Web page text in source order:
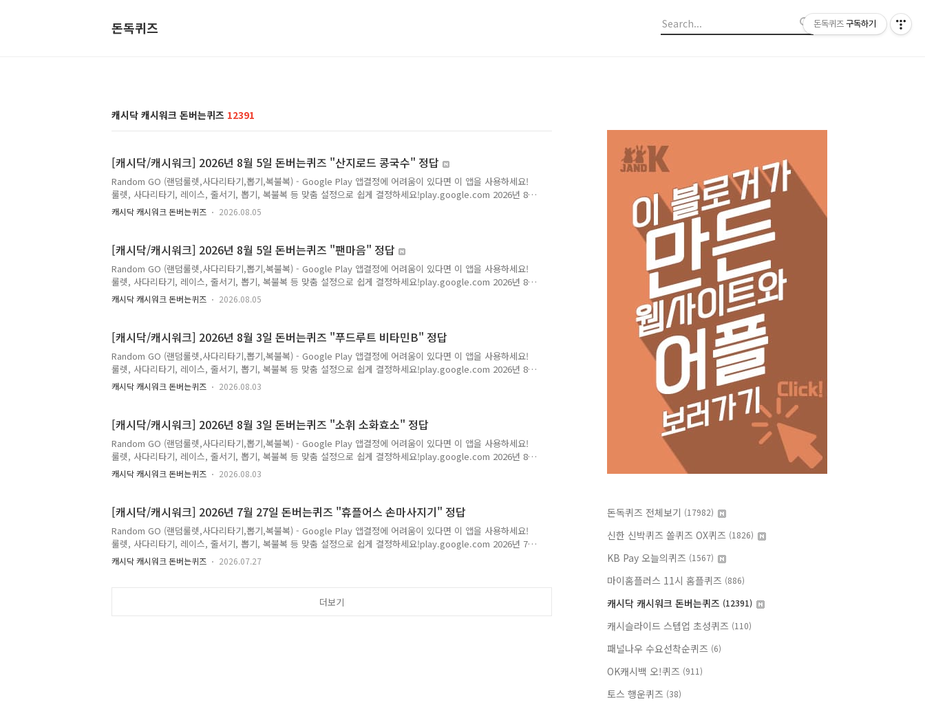
돈독퀴즈
캐시닥 캐시워크 돈버는퀴즈 12391
[캐시닥/캐시워크] 2026년 8월 5일 돈버는퀴즈 "산지로드 콩국수" 정답
Random GO (랜덤룰렛,사다리타기,뽑기,복불복) - Google Play 앱결정에 어려움이 있다면 이 앱을 사용하세요!
룰렛, 사다리타기, 레이스, 줄서기, 뽑기, 복불복 등 맞춤 설정으로 쉽게 결정하세요!play.google.com 2026년 8
월 5일 캐시닥/캐시워크 돈버는 퀴즈 정답(추천인 코드 : KRQJWBV) Q. 부드럽고 고소한 콩국물에 면을 말아 시
원하게 한 그릇🍜 입맛 없는 더운 날에도 든든하게 즐겨보세요! 서티태 콩국수3인분 OOOO원! 1인분에 2,960원
퀴즈의 정답을최대한 빠르고 정확하게 포스팅해볼까 합니다.앞으로 다..
캐시닥 캐시워크 돈버는퀴즈 2026.08.05
[캐시닥/캐시워크] 2026년 8월 5일 돈버는퀴즈 "팬마음" 정답
Random GO (랜덤룰렛,사다리타기,뽑기,복불복) - Google Play 앱결정에 어려움이 있다면 이 앱을 사용하세요!
룰렛, 사다리타기, 레이스, 줄서기, 뽑기, 복불복 등 맞춤 설정으로 쉽게 결정하세요!play.google.com 2026년 8
월 5일 캐시닥/캐시워크 돈버는 퀴즈 정답(추천인 코드 : KRQJWBV) Q. 박서진/박지현/강문경 등이 포함된 팬마
음 트로트 무대 조회수 1위 투표에서는 2위를 달성한 스타에게 2주 동안 서울 지하철역 OOOO 광고를 드려요.
는 캐시닥/캐시위크의 퀴즈의 정답을최대한 빠르고 정확하게 포스팅해볼까 ..
캐시닥 캐시워크 돈버는퀴즈 2026.08.05
[캐시닥/캐시워크] 2026년 8월 3일 돈버는퀴즈 "푸드루트 비타민B" 정답
Random GO (랜덤룰렛,사다리타기,뽑기,복불복) - Google Play 앱결정에 어려움이 있다면 이 앱을 사용하세요!
룰렛, 사다리타기, 레이스, 줄서기, 뽑기, 복불복 등 맞춤 설정으로 쉽게 결정하세요!play.google.com 2026년 8
월 3일 캐시닥/캐시워크 돈버는 퀴즈 정답(추천인 코드 : KRQJWBV) Q. 땀나고 지칠땐 비타민B 1포면 피로 싹-풀
려요! 비타민B 8종 꽉- 담은 푸드루트 비타민B🚨 65%할인 행사🚨 활력비타민B는 활력을 위한 비타민B군 8종을
물없이 언제 어디서나 섭취 가능한 비타민B를 즐겨보세요!여기서 OOO은? (힌트:ㅊㄱㅁ) 정답은 [ 첨가물 ] ..
캐시닥 캐시워크 돈버는퀴즈 2026.08.03
[캐시닥/캐시워크] 2026년 8월 3일 돈버는퀴즈 "소휘 소화효소" 정답
Random GO (랜덤룰렛,사다리타기,뽑기,복불복) - Google Play 앱결정에 어려움이 있다면 이 앱을 사용하세요!
룰렛, 사다리타기, 레이스, 줄서기, 뽑기, 복불복 등 맞춤 설정으로 쉽게 결정하세요!play.google.com 2026년 8
월 3일 캐시닥/캐시워크 돈버는 퀴즈 정답(추천인 코드 : KRQJWBV) Q. 시도때도 없이 더부룩하고 불편한 속, 참
지말고 소휘 소화효소 1포로 싹-내리세요!🔥79시간만 61% 톡딜 단독 특가🔥 소휘 효소는 100% 통곡물 저분자
룩한 속 싹-내리는 소휘 효소로 편안한 속 되세요! 여기서 OOO은? (힌트 : ㅁㅊㄱ) 정답은 [ 무첨가 ] ..
캐시닥 캐시워크 돈버는퀴즈 2026.08.03
[캐시닥/캐시워크] 2026년 7월 27일 돈버는퀴즈 "휴플어스 손마사지기" 정답
Random GO (랜덤룰렛,사다리타기,뽑기,복불복) - Google Play 앱결정에 어려움이 있다면 이 앱을 사용하세요!
룰렛, 사다리타기, 레이스, 줄서기, 뽑기, 복불복 등 맞춤 설정으로 쉽게 결정하세요!play.google.com 2026년 7
월 27일 캐시닥/캐시워크 돈버는 퀴즈 정답(추천인 코드 : KRQJWBV) Q. 🚨역대급 오늘끝딜🚨 1등 안마기 브랜드
휴플러스 손마사지기 1년중 진짜 최저가...!딱 24시간! 55%할인+무료배송+리뷰작성시 100%커피쿠폰까지!시큰한
로 만나볼 기회!0000는 무엇일까요?(힌트 : ㅈㅇㄷㄱ) 정답은 [ 지압돌기 ] Q. 정답은 [ ] Q. ..
캐시닥 캐시워크 돈버는퀴즈 2026.07.27
더보기
돈독퀴즈 전체보기 (17982)
신한 신박퀴즈 쏠퀴즈 OX퀴즈 (1826)
KB Pay 오늘의퀴즈 (1567)
마이홈플러스 11시 홈플퀴즈 (886)
캐시닥 캐시워크 돈버는퀴즈 (12391)
캐시슬라이드 스텝업 초성퀴즈 (110)
패널나우 수요선착순퀴즈 (6)
OK캐시백 오!퀴즈 (911)
토스 행운퀴즈 (38)
돈독퀴즈 구독하기